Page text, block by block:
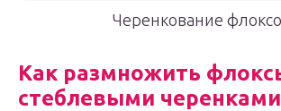
Черенкование
Как размножить
стеблевыми